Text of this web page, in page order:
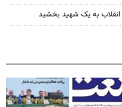
به یک شهید بخشید